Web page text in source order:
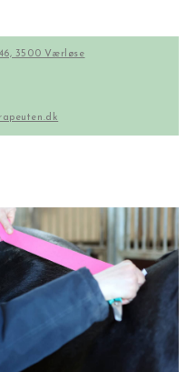
3500 Værløse